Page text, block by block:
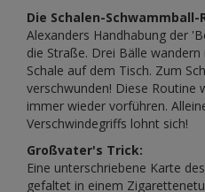
Die Schalen-Schwammball-
Alexanders Handhabung der
die Straße. Drei Bälle
Schale auf dem Tisch. Zum
verschwunden! Diese Routine
immer wieder vorführen.
Verschwindegriffs lohnt sich!
Großvater's Trick:
Eine unterschriebene Karte
gefaltet in einem